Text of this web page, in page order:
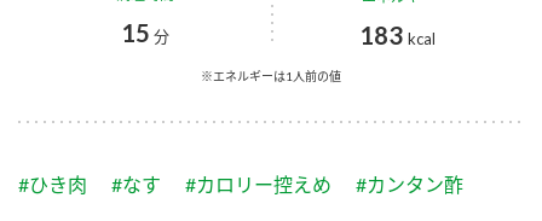
スープ 中華
かおりの蔵
つゆ
企業理念
ミツカンを知る
水の文化センター（アーカイブ）
15 分 183 kcal
※エネルギーは1人前の値
#ひき肉 #なす #カロリー控えめ #カンタン酢